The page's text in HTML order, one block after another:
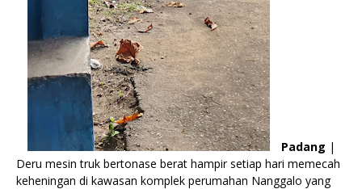
Padang |
Deru mesin truk bertonase berat hampir setiap hari memecah
keheningan di kawasan komplek perumahan Nanggalo yang